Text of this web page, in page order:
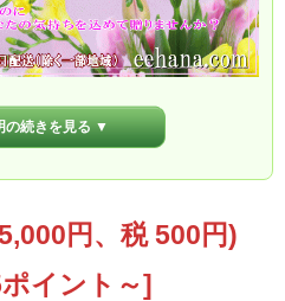
の続きを見る ▼
円、税 500円)
イント～]